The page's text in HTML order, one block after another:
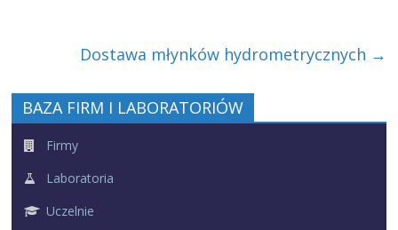
Dostawa młynków hydrometrycznych →
BAZA FIRM I LABORATORIÓW
Firmy
Laboratoria
Uczelnie